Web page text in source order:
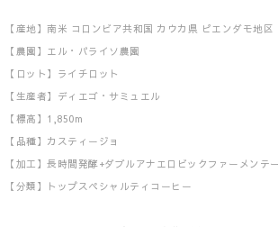
【産地】 南米 コロンビア共和国 カウカ県 ピエンダモ地区
【農園】エル・パライソ農園
【ロット】ライチロット
【生産者】ディエゴ・サミュエル
【標高】1,850m
【品種】カスティージョ
【加工】長時間発酵+ダブルアナエロビックファーメンテ
【分類】トップスペシャルティコーヒー